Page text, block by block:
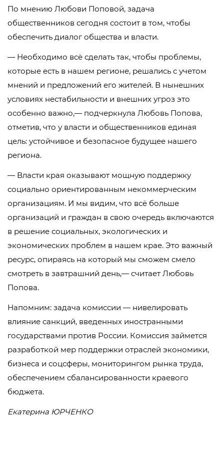
По мнению Любови Поповой, задача
общественников сегодня состоит в том, чтобы
обеспечить диалог общества и власти.
— Необходимо всё сделать так, чтобы проблемы,
которые есть в нашем регионе, решались с учетом
мнений и предложений его жителей. В нынешних
условиях нестабильности и внешних угроз это
особенно важно,— подчеркнула Любовь Попова,
отметив, что у власти и общественников единая
цель: устойчивое и безопасное будущее нашего
региона.
— Власти края оказывают мощную поддержку
социально ориентированным некоммерческим
организациям. И мы видим, что всё больше
организаций и граждан в свою очередь включаются
в решение социальных, экологических и
экономических проблем в нашем крае. Это важный
ресурс, опираясь на который мы сможем смело
смотреть в завтрашний день,— считает Любовь
Попова.
Напомним: задача комиссии — нивелировать
влияние санкций, введенных иностранными
государствами против России. Комиссия займется
разработкой мер поддержки отраслей экономики,
бизнеса и соцсферы, мониторингом рынка труда,
обеспечением сбалансированности краевого
бюджета.
Екатерина ЮРЧЕНКО